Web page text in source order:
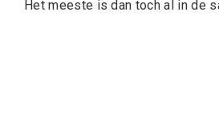
Het meeste is dan toch al in de